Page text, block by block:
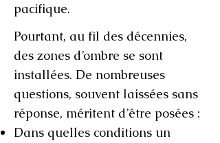
pacifique.
Pourtant, au fil des décennies,
des zones d’ombre se sont
installées. De nombreuses
questions, souvent laissées sans
réponse, méritent d’être posées :
Dans quelles conditions un